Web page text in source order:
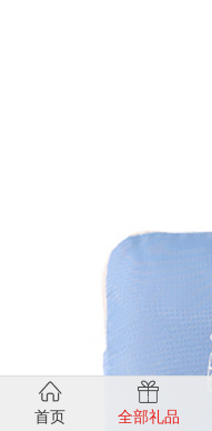
首页 全部礼品